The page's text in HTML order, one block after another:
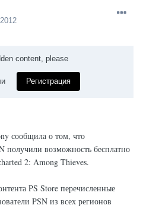
content, please
Регистрация
сообщила о том, что
получили возможность бесплатно
2: Among Thieves.
PS Store перечисленные
PSN из всех регионов